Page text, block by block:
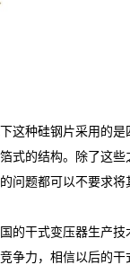
这种硅钢片采用的
式的结构。除了这
问题都可以不要求
的干式变压器生产
争力，相信以后的